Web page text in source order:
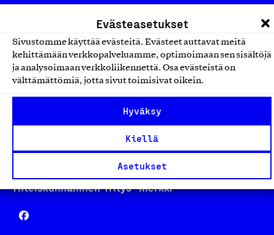
Evästeasetukset
Sivustomme käyttää evästeitä. Evästeet auttavat meitä
kehittämään verkkopalveluamme, optimoimaan sen sisältöjä
ja analysoimaan verkkoliikennettä. Osa evästeistä on
välttämättömiä, jotta sivut toimisivat oikein.
Hyväksy
Kiellä
Asetukset
Avainlippu
Design From Finland
Yhteiskunnallinen Yritys -merkki